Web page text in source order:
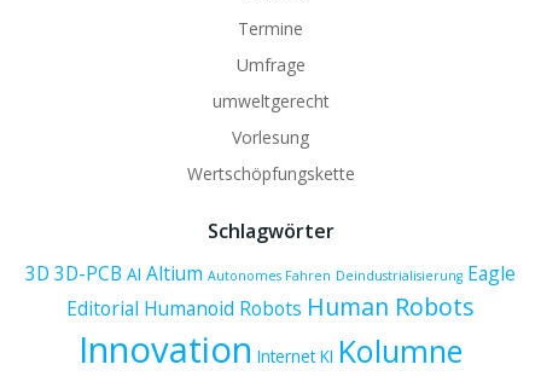
Termine
Umfrage
umweltgerecht
Vorlesung
Wertschöpfungskette
Schlagwörter
3D 3D-PCB AI Altium Autonomes Fahren Deindustrialisierung Eagle
Editorial Humanoid Robots Human Robots
Innovation Internet KI Kolumne